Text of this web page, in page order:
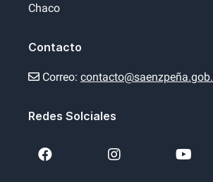
Chaco
Contacto
Correo:
Redes Solciales